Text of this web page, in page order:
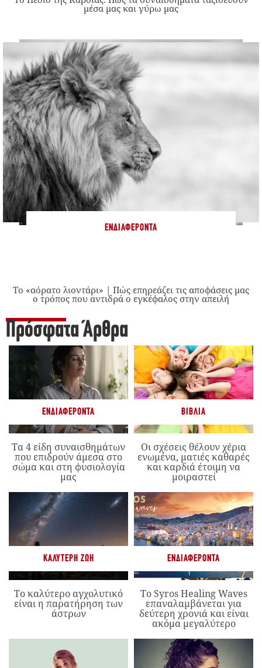
μέσα μας και γύρω μας
ΕΝΔΙΑΦΈΡΟΝΤΑ
Το «αόρατο λιοντάρι» | Πώς επηρεάζει τις αποφάσεις μας
ο τρόπος που αντιδρά ο εγκέφαλος στην απειλή
Πρόσφατα Άρθρα
ΕΝΔΙΑΦΈΡΟΝΤΑ
Τα 4 είδη συναισθημάτων
που επιδρούν άμεσα στο
σώμα και στη φυσιολογία
μας
ΒΙΒΛΊΑ
Οι σχέσεις θέλουν χέρια
ενωμένα, ματιές καθαρές
και καρδιά έτοιμη να
μοιραστεί
ΚΑΛΎΤΕΡΗ ΖΩΉ
Το καλύτερο αγχολυτικό
είναι η παρατήρηση των
άστρων
ΕΝΔΙΑΦΈΡΟΝΤΑ
Το Syros Healing Waves
επαναλαμβάνεται για
δεύτερη χρονιά και είναι
ακόμα μεγαλύτερο